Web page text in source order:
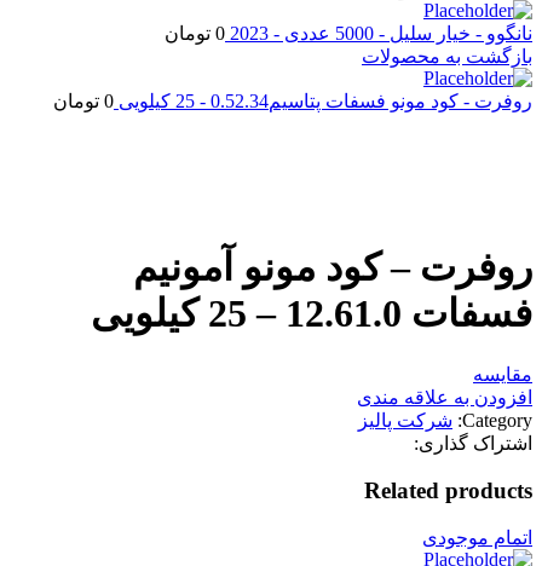
نانگوو - خیار سلیل - 5000 عددی - 2023 0 تومان
بازگشت به محصولات
روفرت - کود مونو فسفات پتاسیم0.52.34 - 25 کیلویی 0 تومان
روفرت – کود مونو آمونیم
فسفات 12.61.0 – 25 کیلویی
مقایسه
افزودن به علاقه مندی
Category: شرکت پالیز
اشتراک گذاری:
Related products
اتمام موجودی